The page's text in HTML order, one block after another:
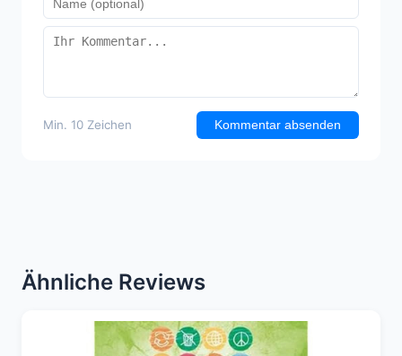
Min. 10 Zeichen Kommentar absenden
Ähnliche Reviews